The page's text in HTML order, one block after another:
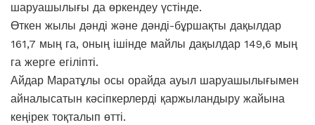
шаруашылығы да өркендеу үстінде.
Өткен жылы дәнді және дәнді-бұршақты дақылдар
161,7 мың га, оның ішінде майлы дақылдар 149,6 мың
га жерге егіліпті.
Айдар Маратұлы осы орайда ауыл шаруашылығымен
айналысатын кәсіпкерлерді қаржыландыру жайына
кеңірек тоқталып өтті.